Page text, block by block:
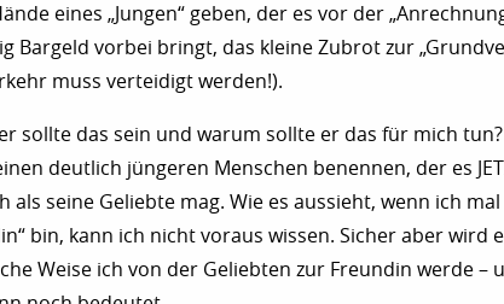
eines „Jungen“ geben, der es vor der
Bargeld vorbei bringt, das kleine Zubrot zur
muss verteidigt werden!).
sollte das sein und warum sollte er das für mich
deutlich jüngeren Menschen benennen, der es
als seine Geliebte mag. Wie es aussieht, wenn ich
bin, kann ich nicht voraus wissen. Sicher aber wird
Weise ich von der Geliebten zur Freundin werde –